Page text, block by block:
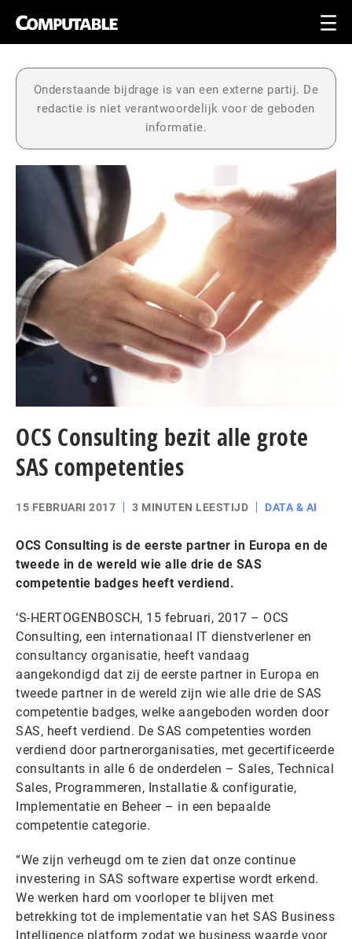
Onderstaande bijdrage is van een externe partij. De
redactie is niet verantwoordelijk voor de geboden
informatie.
OCS Consulting bezit alle grote
SAS competenties
15 FEBRUARI 2017 3 MINUTEN LEESTIJD DATA & AI
OCS Consulting is de eerste partner in Europa en de
tweede in de wereld wie alle drie de SAS
competentie badges heeft verdiend.
‘S-HERTOGENBOSCH, 15 februari, 2017 – OCS
Consulting, een internationaal IT dienstverlener en
consultancy organisatie, heeft vandaag
aangekondigd dat zij de eerste partner in Europa en
tweede partner in de wereld zijn wie alle drie de SAS
competentie badges, welke aangeboden worden door
SAS, heeft verdiend. De SAS competenties worden
verdiend door partnerorganisaties, met gecertificeerde
consultants in alle 6 de onderdelen – Sales, Technical
Sales, Programmeren, Installatie & configuratie,
Implementatie en Beheer – in een bepaalde
competentie categorie.
“We zijn verheugd om te zien dat onze continue
investering in SAS software expertise wordt erkend.
We werken hard om voorloper te blijven met
betrekking tot de implementatie van het SAS Business
Intelligence platform zodat we business waarde voor